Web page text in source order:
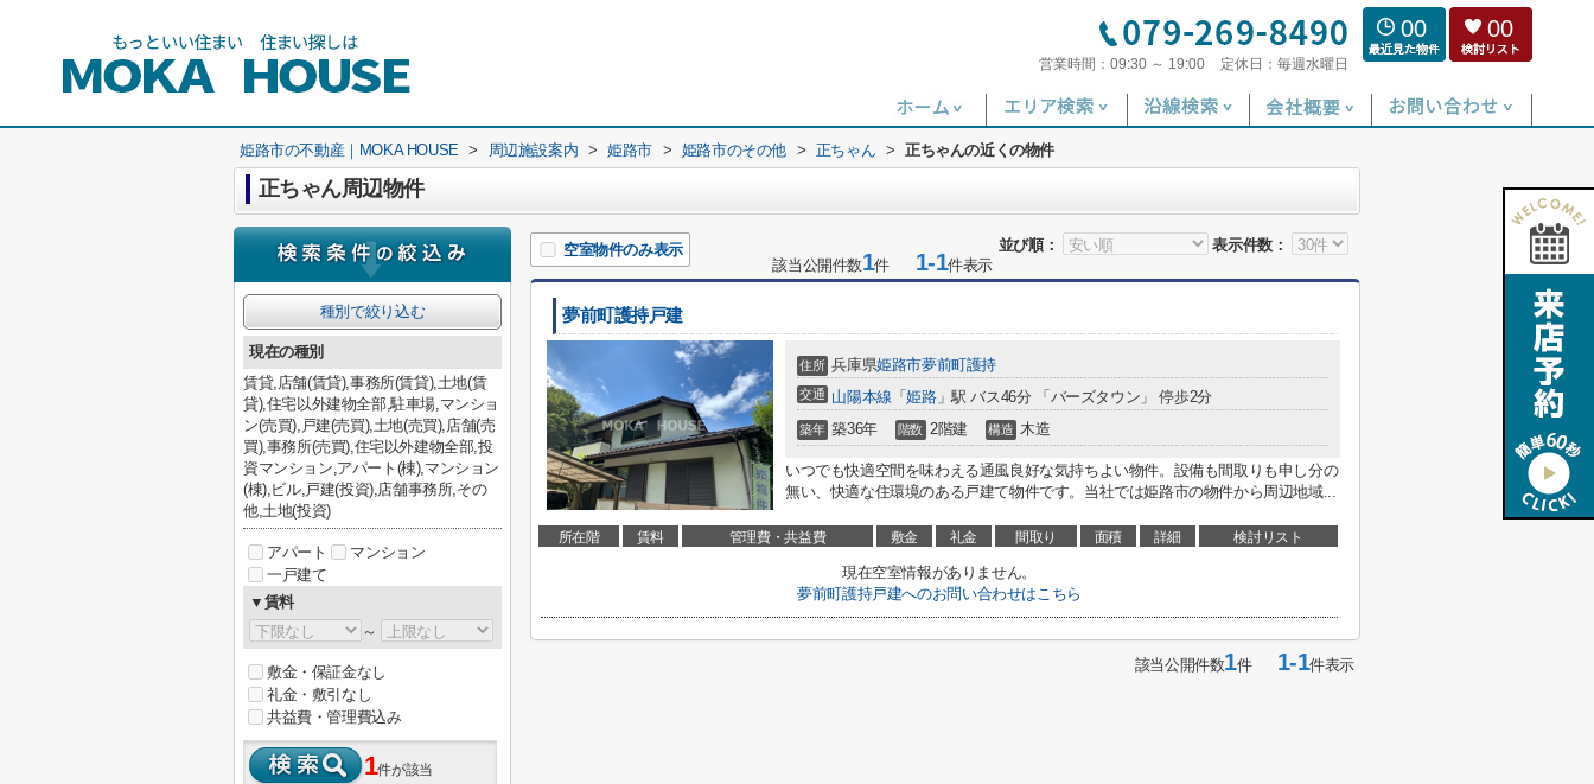
営業時間： 09:30 ～ 19:00 定休日： 毎週水曜日
00 00
姫路市の不動産｜MOKA HOUSE > 周辺施設案内 > 姫路市 > 姫路市のその他 > 正ちゃん > 正ちゃんの近くの物件
正ちゃん周辺物件
並び順： 表示件数：
空室物件のみ表示
該当公開件数1件 1-1件表示
夢前町護持戸建
住所 兵庫県姫路市夢前町護持
交通 山陽本線 「姫路」駅 バス46分 「バーズタウン」 停歩2分
築年 築36年 階数 2階建 構造 木造
いつでも快適空間を味わえる通風良好な気持ちよい物件。設備も間取りも申し分の
無い、快適な住環境のある戸建て物件です。当社では姫路市の物件から周辺地域...
所在階 賃料 管理費・共益費 敷金 礼金 間取り 面積 詳細 検討リスト
現在空室情報がありません。
夢前町護持戸建へのお問い合わせはこちら
該当公開件数1件1-1件表示
種別で絞り込む
現在の種別
賃貸,店舗(賃貸),事務所(賃貸),土地(賃
貸),住宅以外建物全部,駐車場,マンショ
ン(売買),戸建(売買),土地(売買),店舗(売
買),事務所(売買),住宅以外建物全部,投
資マンション,アパート(棟),マンション
(棟),ビル,戸建(投資),店舗事務所,その
他,土地(投資)
アパート
マンション
一戸建て
▼賃料
～
敷金・保証金なし
礼金・敷引なし
共益費・管理費込み
1件が該当